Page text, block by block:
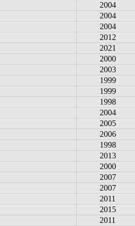
2004
2004
2004
2012
2021
2000
2003
1999
1999
1998
2004
2005
2006
1998
2013
2000
2007
2007
2011
2015
2011